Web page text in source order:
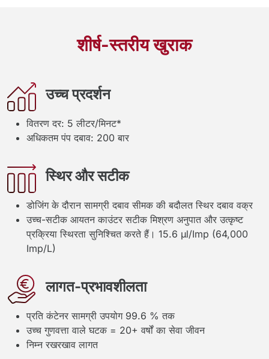
शीर्ष-स्तरीय खुराक
उच्च प्रदर्शन
वितरण दर: 5 लीटर/मिनट*
अधिकतम पंप दबाव: 200 बार
स्थिर और सटीक
डोजिंग के दौरान सामग्री दबाव सीमक की बदौलत स्थिर दबाव वक्र
उच्च-सटीक आयतन काउंटर सटीक मिश्रण अनुपात और उत्कृष्ट
प्रक्रिया स्थिरता सुनिश्चित करते हैं। 15.6 µl/Imp (64,000
Imp/L)
लागत-प्रभावशीलता
प्रति कंटेनर सामग्री उपयोग 99.6 % तक
उच्च गुणवत्ता वाले घटक = 20+ वर्षों का सेवा जीवन
निम्न रखरखाव लागत